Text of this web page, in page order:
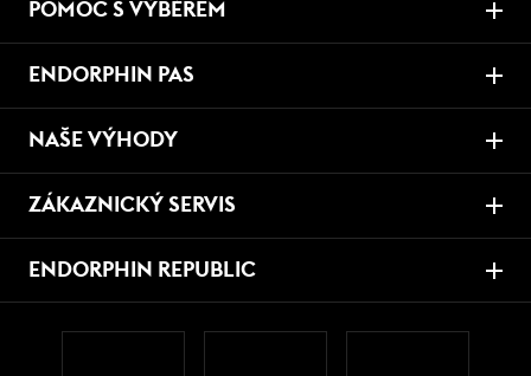
POMOC S VÝBĚREM
ENDORPHIN PAS
NAŠE VÝHODY
ZÁKAZNICKÝ SERVIS
ENDORPHIN REPUBLIC